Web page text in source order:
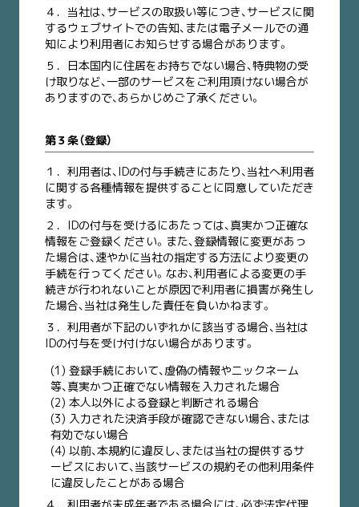
４． 当社は、サービスの取扱い等につき、サービスに関
するウェブサイトでの告知、または電子メールでの通
知により利用者にお知らせする場合があります。
５．
日本国内に住居をお持ちでない場合、特典物の受
け取りなど、一部のサービスをご利用頂けない場合が
ありますので、あらかじめご了承ください。
第３条（登録）
１． 利用者は、IDの付与手続きにあたり、当社へ利用者
に関する各種情報を提供することに同意していただき
ます。
２． IDの付与を受けるにあたっては、真実かつ正確な
情報をご登録ください。また、登録情報に変更があっ
た場合は、速やかに当社の指定する方法により変更の
手続を行ってください。なお、利用者による変更の手
続きが行われないことが原因で利用者に損害が発生し
た場合、当社は発生した責任を負いかねます。
３． 利用者が下記のいずれかに該当する場合、当社は
IDの付与を受け付けない場合があります。
(1) 登録手続において、虚偽の情報やニックネーム
等、真実かつ正確でない情報を入力された場合
(2) 本人以外による登録と判断される場合
(3) 入力された決済手段が確認できない場合、または
有効でない場合
(4) 以前、本規約に違反し、または当社の提供するサ
ービスにおいて、当該サービスの規約その他利用条件
に違反したことがある場合